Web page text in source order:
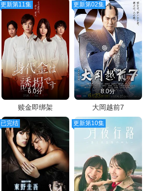
更新第11集
6.0分
赎金即绑架
更新第02集
8.0分
大岡越前7
已完结 更新第10集